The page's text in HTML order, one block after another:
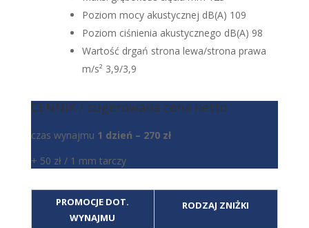
Poziom mocy akustycznej dB(A) 109
Poziom ciśnienia akustycznego dB(A) 98
Wartość drgań strona lewa/strona prawa
m/s² 3,9/3,9
CENNIK / sugerowana cena netto
czas wynajmu 1 dzień – 270 zł
+ 50 zł / 1 mm tarczy
PROMOCJE DOT.
WYNAJMU
RODZAJ ZNIŻKI